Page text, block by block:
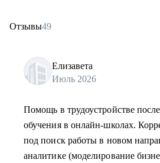
Отзывы49
Елизавета
Июль 2026
Помощь в трудоустройстве
обучения в онлайн-школах.
под поиск работы в новом
аналитике (моделирование